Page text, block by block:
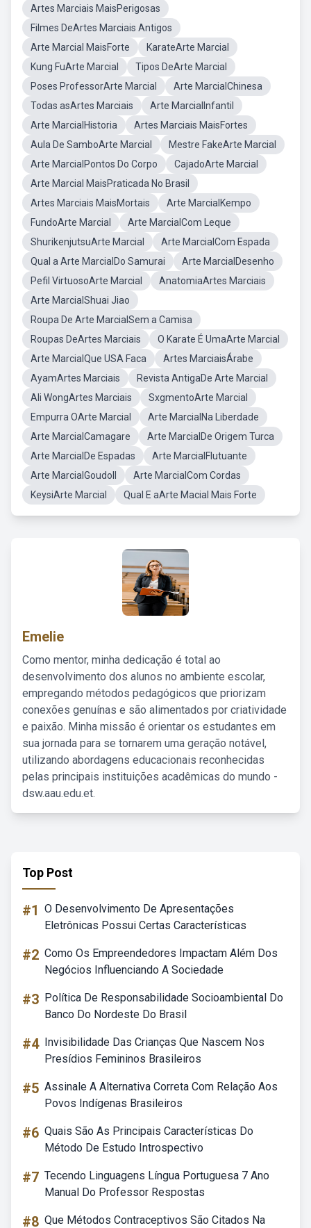
Artes Marciais MaisPerigosas
Filmes DeArtes Marciais Antigos
Arte Marcial MaisForte
KarateArte Marcial
Kung FuArte Marcial
Tipos DeArte Marcial
Poses ProfessorArte Marcial
Arte MarcialChinesa
Todas asArtes Marciais
Arte MarcialInfantil
Arte MarcialHistoria
Artes Marciais MaisFortes
Aula De SamboArte Marcial
Mestre FakeArte Marcial
Arte MarcialPontos Do Corpo
CajadoArte Marcial
Arte Marcial MaisPraticada No Brasil
Artes Marciais MaisMortais
Arte MarcialKempo
FundoArte Marcial
Arte MarcialCom Leque
ShurikenjutsuArte Marcial
Arte MarcialCom Espada
Qual a Arte MarcialDo Samurai
Arte MarcialDesenho
Pefil VirtuosoArte Marcial
AnatomiaArtes Marciais
Arte MarcialShuai Jiao
Roupa De Arte MarcialSem a Camisa
Roupas DeArtes Marciais
O Karate É UmaArte Marcial
Arte MarcialQue USA Faca
Artes MarciaisÁrabe
AyamArtes Marciais
Revista AntigaDe Arte Marcial
Ali WongArtes Marciais
SxgmentoArte Marcial
Empurra OArte Marcial
Arte MarcialNa Liberdade
Arte MarcialCamagare
Arte MarcialDe Origem Turca
Arte MarcialDe Espadas
Arte MarcialFlutuante
Arte MarcialGoudoll
Arte MarcialCom Cordas
KeysiArte Marcial
Qual E aArte Macial Mais Forte
Emelie
Como mentor, minha dedicação é total ao
desenvolvimento dos alunos no ambiente escolar,
empregando métodos pedagógicos que priorizam
conexões genuínas e são alimentados por criatividade
e paixão. Minha missão é orientar os estudantes em
sua jornada para se tornarem uma geração notável,
utilizando abordagens educacionais reconhecidas
pelas principais instituições acadêmicas do mundo -
dsw.aau.edu.et.
Top Post
#1 O Desenvolvimento De Apresentações
Eletrônicas Possui Certas Características
#2 Como Os Empreendedores Impactam Além Dos
Negócios Influenciando A Sociedade
#3 Política De Responsabilidade Socioambiental Do
Banco Do Nordeste Do Brasil
#4 Invisibilidade Das Crianças Que Nascem Nos
Presídios Femininos Brasileiros
#5 Assinale A Alternativa Correta Com Relação Aos
Povos Indígenas Brasileiros
#6 Quais São As Principais Características Do
Método De Estudo Introspectivo
#7 Tecendo Linguagens Língua Portuguesa 7 Ano
Manual Do Professor Respostas
#8 Que Métodos Contraceptivos São Citados Na